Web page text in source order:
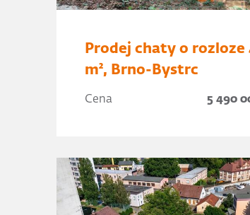
Prodej chaty o rozloze
m², Brno-Bystrc
Cena 5 490